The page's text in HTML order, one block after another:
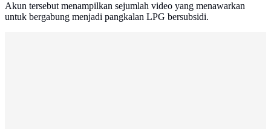
Akun tersebut menampilkan sejumlah video yang menawarkan
untuk bergabung menjadi pangkalan LPG bersubsidi.